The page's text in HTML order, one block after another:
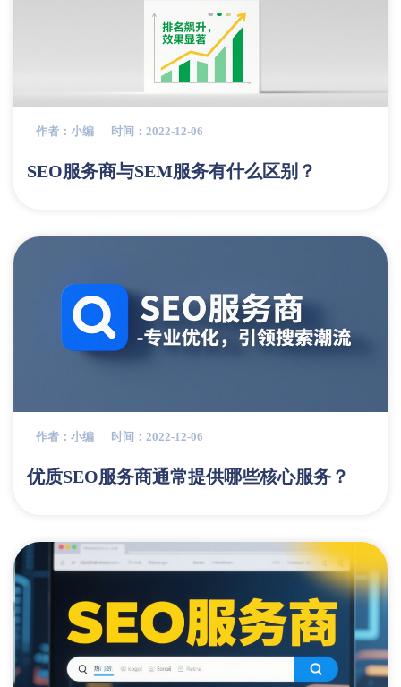
作者：小编 时间：2022-12-06
SEO服务商与SEM服务有什么区别？
作者：小编 时间：2022-12-06
优质SEO服务商通常提供哪些核心服务？